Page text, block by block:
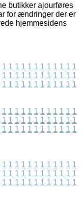
butikker ajourføres
for ændringer der er
hjemmesidens
1 1 1 1 1 1 1 1 1 1 1 1
1 1 1 1 1 1 1 1 1 1 1 1
1 1 1 1 1 1 1 1 1 1 1 1
1 1 1 1 1 1 1 1 1 1 1 1
1 1 1 1 1 1 1 1 1 1 1 1
1 1 1 1 1 1 1 1 1 1 1 1
1 1 1 1 1 1 1 1 1 1 1 1
1 1 1 1 1 1 1 1 1 1 1 1
1 1 1 1 1 1 1 1 1 1 1 1